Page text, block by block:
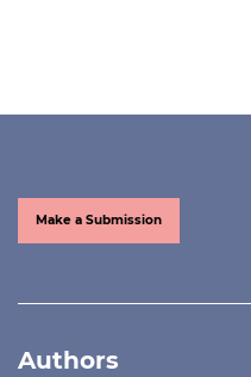
Make a Submission
Authors